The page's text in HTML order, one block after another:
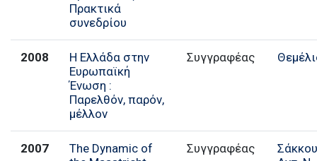
Πρακτικά
συνεδρίου
2008
Η Ελλάδα στην
Ευρωπαϊκή
Ένωση :
Παρελθόν, παρόν,
μέλλον
Συγγραφέας
2007
The Dynamic of
Συγγραφέας